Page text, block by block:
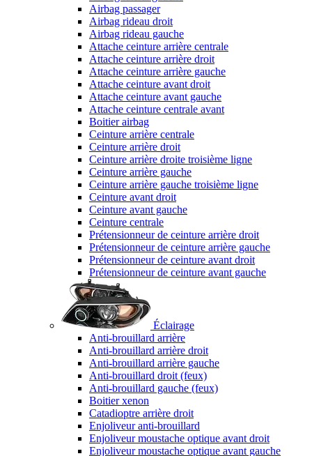
Airbag passager
Airbag rideau droit
Airbag rideau gauche
Attache ceinture arrière centrale
Attache ceinture arrière droit
Attache ceinture arrière gauche
Attache ceinture avant droit
Attache ceinture avant gauche
Attache ceinture centrale avant
Boitier airbag
Ceinture arrière centrale
Ceinture arrière droit
Ceinture arrière droite troisième ligne
Ceinture arrière gauche
Ceinture arrière gauche troisième ligne
Ceinture avant droit
Ceinture avant gauche
Ceinture centrale
Prétensionneur de ceinture arrière droit
Prétensionneur de ceinture arrière gauche
Prétensionneur de ceinture avant droit
Prétensionneur de ceinture avant gauche
Éclairage
Anti-brouillard arrière
Anti-brouillard arrière droit
Anti-brouillard arrière gauche
Anti-brouillard droit (feux)
Anti-brouillard gauche (feux)
Boitier xenon
Catadioptre arrière droit
Enjoliveur anti-brouillard
Enjoliveur moustache optique avant droit
Enjoliveur moustache optique avant gauche